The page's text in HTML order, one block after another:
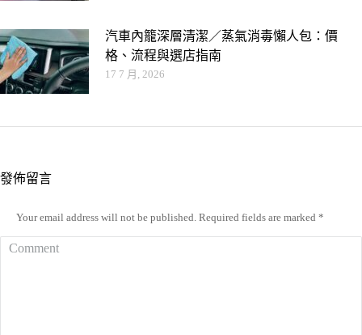
汽車內籠深層清潔／蒸氣消毒懶人包：價
格、流程與選店指南
17 7 月, 2026
發佈留言
Your email address will not be published. Required fields are marked *
Comment